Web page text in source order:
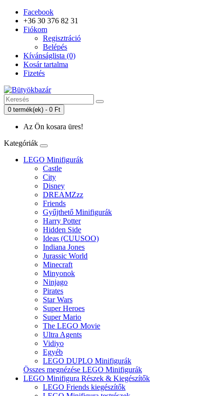
Facebook
+36 30 376 82 31
Fiókom
Regisztráció
Belépés
Kívánságlista (0)
Kosár tartalma
Fizetés
0 termék(ek) - 0 Ft
Az Ön kosara üres!
Kategóriák
LEGO Minifigurák
Castle
City
Disney
DREAMZzz
Friends
Gyűjthető Minifigurák
Harry Potter
Hidden Side
Ideas (CUUSOO)
Indiana Jones
Jurassic World
Minecraft
Minyonok
Ninjago
Pirates
Star Wars
Super Heroes
Super Mario
The LEGO Movie
Ultra Agents
Vidiyo
Egyéb
LEGO DUPLO Minifigurák
Összes megnézése LEGO Minifigurák
LEGO Minifigura Részek & Kiegészítők
LEGO Friends kiegészítők